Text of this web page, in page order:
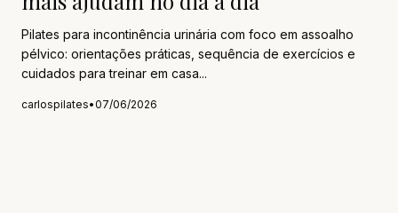
Pilates para incontinência urinária com foco em assoalho
pélvico: orientações práticas, sequência de exercícios e
cuidados para treinar em casa...
carlospilates•07/06/2026